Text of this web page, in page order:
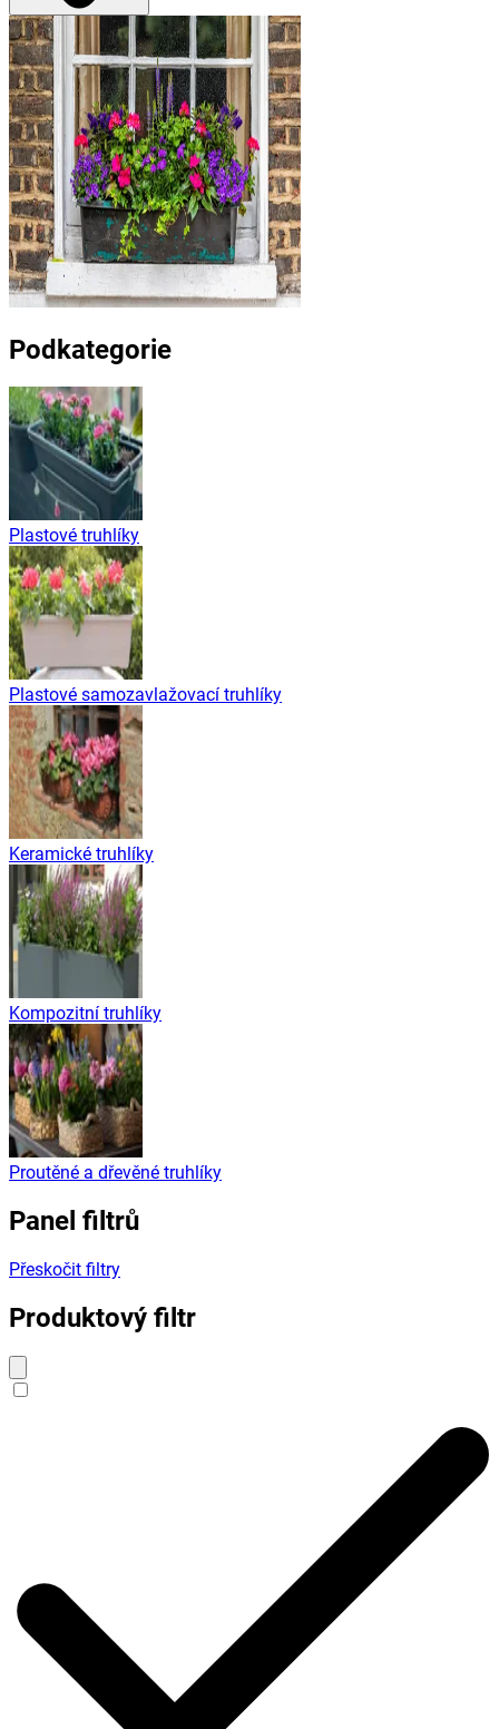
Podkategorie
Plastové truhlíky
Plastové samozavlažovací truhlíky
Keramické truhlíky
Kompozitní truhlíky
Proutěné a dřevěné truhlíky
Panel filtrů
Přeskočit filtry
Produktový filtr